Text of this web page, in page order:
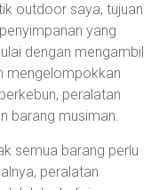
outdoor saya, tujuan
yang
dengan mengambil
mengelompokkan
peralatan
barang musiman.
semua barang perlu
peralatan